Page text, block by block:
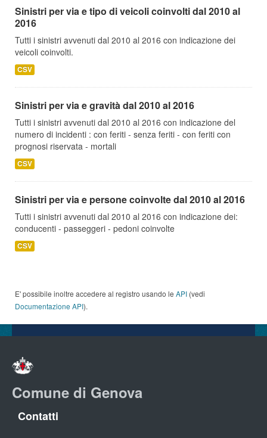
Sinistri per via e tipo di veicoli coinvolti dal 2010 al
2016
Tutti i sinistri avvenuti dal 2010 al 2016 con indicazione dei
veicoli coinvolti.
CSV
Sinistri per via e gravità dal 2010 al 2016
Tutti i sinistri avvenuti dal 2010 al 2016 con indicazione del
numero di incidenti : con feriti - senza feriti - con feriti con
prognosi riservata - mortali
CSV
Sinistri per via e persone coinvolte dal 2010 al 2016
Tutti i sinistri avvenuti dal 2010 al 2016 con indicazione dei:
conducenti - passeggeri - pedoni coinvolte
CSV
E' possibile inoltre accedere al registro usando le API (vedi
Documentazione API).
Comune di Genova
Contatti